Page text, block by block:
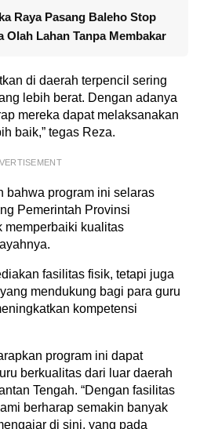
Raya Pasang Baleho Stop
Olah Lahan Tanpa Membakar
di daerah terpencil sering
lebih berat. Dengan adanya
mereka dapat melaksanakan
baik,” tegas Reza.
bahwa program ini selaras
Pemerintah Provinsi
memperbaiki kualitas
fasilitas fisik, tetapi juga
mendukung bagi para guru
kompetensi
program ini dapat
berkualitas dari luar daerah
Tengah. “Dengan fasilitas
berharap semakin banyak
di sini, yang pada